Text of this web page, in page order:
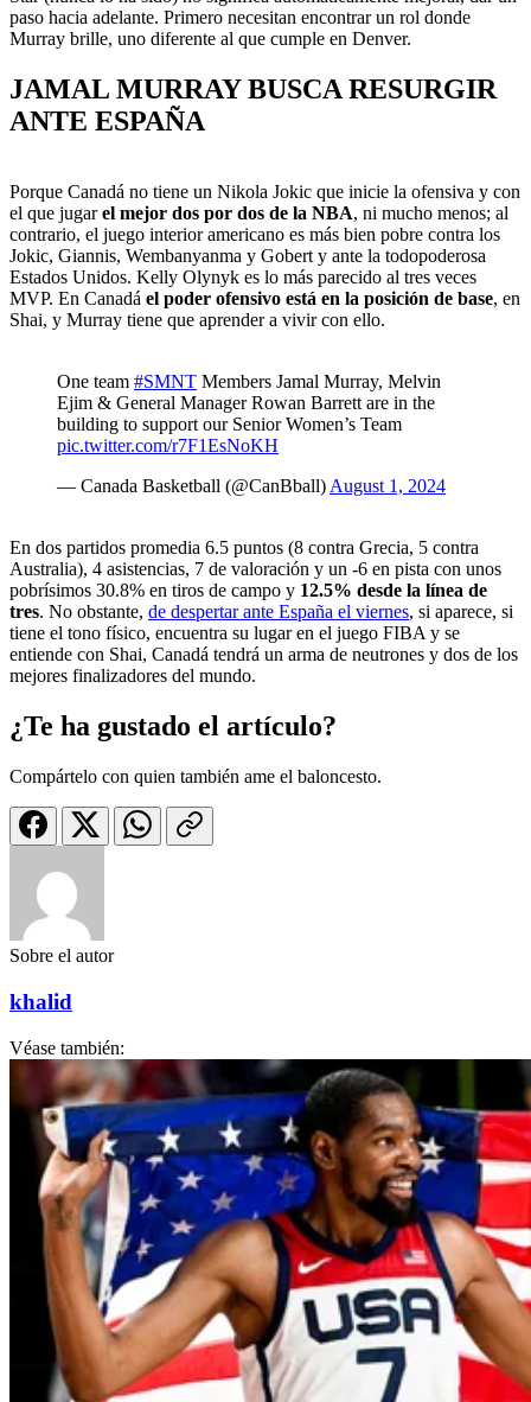
paso hacia adelante. Primero necesitan encontrar un rol donde
Murray brille, uno diferente al que cumple en Denver.
JAMAL MURRAY BUSCA RESURGIR
ANTE ESPAÑA
Porque Canadá no tiene un Nikola Jokic que inicie la ofensiva y con
el que jugarel mejor dos por dos de la NBA, ni mucho menos; al
contrario, el juego interior americano es más bien pobre contra los
Jokic, Giannis, Wembanyanma y Gobert y ante la todopoderosa
Estados Unidos. Kelly Olynyk es lo más parecido al tres veces
MVP. En Canadá el poder ofensivo está en la posición de base, en
Shai, y Murray tiene que aprender a vivir con ello.
One team #SMNT Members Jamal Murray, Melvin
Ejim & General Manager Rowan Barrett are in the
building to support our Senior Women’s Team
pic.twitter.com/r7F1EsNoKH
— Canada Basketball (@CanBball)August 1, 2024
En dos partidos promedia 6.5 puntos (8 contra Grecia, 5 contra
Australia), 4 asistencias, 7 de valoración y un -6 en pista con unos
pobrísimos 30.8% en tiros de campo y 12.5% desde la línea de
tres. No obstante, de despertar ante España el viernes, si aparece, si
tiene el tono físico, encuentra su lugar en el juego FIBA y se
entiende con Shai, Canadá tendrá un arma de neutrones y dos de los
mejores finalizadores del mundo.
¿Te ha gustado el artículo?
Compártelo con quien también ame el baloncesto.
Sobre el autor
khalid
Véase también: